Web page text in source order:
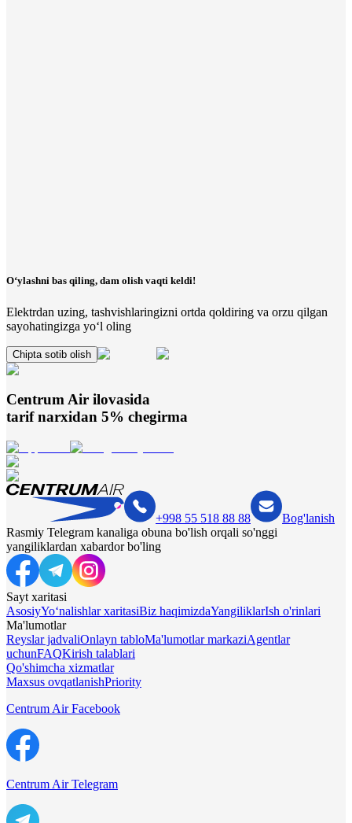
O‘ylashni bas qiling, dam olish vaqti keldi!
Elektrdan uzing, tashvishlaringizni ortda qoldiring va orzu qilgan
sayohatingizga yo‘l oling
Chipta sotib olish
Centrum Air ilovasida
tarif narxidan 5% chegirma
+998 55 518 88 88
Bog'lanish
Rasmiy Telegram kanaliga obuna bo'lish orqali so'nggi
yangiliklardan xabardor bo'ling
Sayt xaritasi
AsosiyYo‘nalishlar xaritasiBiz haqimizdaYangiliklarIsh o'rinlari
Ma'lumotlar
Reyslar jadvaliOnlayn tabloMa'lumotlar markaziAgentlar
uchunFAQKirish talablari
Qo'shimcha xizmatlar
Maxsus ovqatlanishPriority
Centrum Air Facebook
Centrum Air Telegram